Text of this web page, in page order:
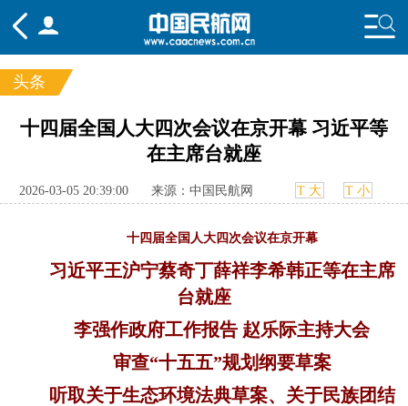
频道
国内
航图 智库 专题 舆情
头条
十四届全国人大四次会议在京开幕 习近平等
在主席台就座
2026-03-05 20:39:00 来源：中国民航网 T 大 T 小
十四届全国人大四次会议在京开幕
习近平王沪宁蔡奇丁薛祥李希韩正等在主席
台就座
李强作政府工作报告 赵乐际主持大会
审查“十五五”规划纲要草案
听取关于生态环境法典草案、关于民族团结